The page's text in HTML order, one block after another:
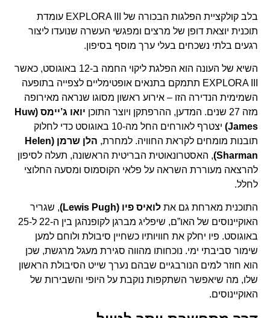
בלב קולקציית הפלגות הבכורה של EXPLORA III עומדת
תוכנית יוצאת דופן של מרצים ומפגשי העשרה שנועדו ליצור
רגעים בלתי נשכחים בעלי ערך מוסף בסיפון.
השיא של העונה הוא הפלגת ליקוי החמה ב-12 באוגוסט, כאשר
EXPLORA III תתמקם בתנאים אופטימליים לצפייה בתופעה
השמימית הנדירה הזו – אירוע ראשון מסוגו שנראה מאירופה
מזה 27 שנים. המדען, ההרפתקן ויוצר התוכן
יואו ג’יימס (Huw
James)
יצטרף לאורחים החל מה-10 באוגוסט כדי לחלוק
תובנות מומחים לקראת החוויה. למחרת,
הלן שרמן (Helen
Sharman) , האסטרונאוטית הבריטית הראשונה, תעלה לסיפון
להרצאה מעוררת השראה על פלאי הקוסמוס ומסעה החלוצי
לחלל.
התוכנית מארחת גם אתלואיס פיו (Lewis Pugh)
, שגריר
האוקיינוסים של האו”ם, שיפליג מברגן לקופנהגן בין ה-22 ל-25
באוגוסט. פיו יחלק את חוויותיו כשחיין סיבולת ולוחם למען
שימור סביבתי ימי. נוכחותו מהווה סגירת מעגל מרגשת, שכן
הוא חוזר למים הנורבגיים שבהם נערך שייט הסיבולת הראשון
שלו, מה שיאפשר השתקפות נוקבת על היופי והשבירות של
האוקיינוסים.